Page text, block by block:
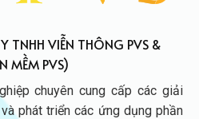
TNHH VIỄN THÔNG PVS &
MỀM PVS)
chuyên cung cấp các giải
phát triển các ứng dụng phần